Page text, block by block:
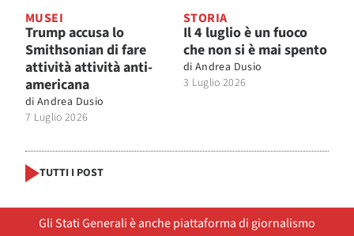
MUSEI
Trump accusa lo
Smithsonian di fare
attività attività anti-
americana
di Andrea Dusio
7 Luglio 2026
STORIA
Il 4 luglio è un fuoco
che non si è mai spento
di Andrea Dusio
3 Luglio 2026
TUTTI I POST
Gli Stati Generali è anche piattaforma di giornalismo